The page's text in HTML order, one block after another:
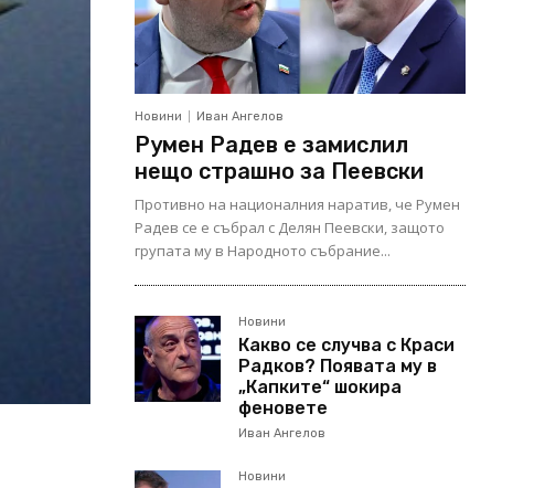
Новини Иван Ангелов
Румен Радев е замислил
нещо страшно за Пеевски
Противно на националния наратив, че Румен
Радев се е събрал с Делян Пеевски, защото
групата му в Народното събрание...
Новини
Какво се случва с Краси
Радков? Появата му в
„Капките“ шокира
феновете
Иван Ангелов
Новини